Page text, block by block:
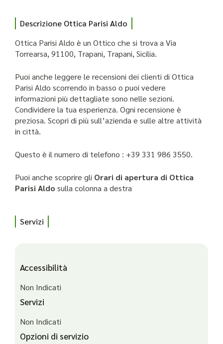
Descrizione Ottica Parisi Aldo
Ottica Parisi Aldo è un Ottico che si trova a Via
Torrearsa, 91100, Trapani, Trapani, Sicilia.
Puoi anche leggere le recensioni dei clienti di Ottica
Parisi Aldo scorrendo in basso o puoi vedere
informazioni più dettagliate sono nelle sezioni.
Condividere la tua esperienza. Ogni recensione è
preziosa. Scopri di più sull’azienda e sulle altre attività
in città.
Questo è il numero di telefono : +39 331 986 3550.
Puoi anche scoprire gli Orari di apertura di Ottica
Parisi Aldo sulla colonna a destra
Servizi
Accessibilità
Non Indicati
Servizi
Non Indicati
Opzioni di servizio